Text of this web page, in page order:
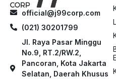
official@j99corp.com
(021) 30201799
Jl. Raya Pasar Minggu
No.9, RT.2/RW.2,
Pancoran, Kota Jakarta
Selatan, Daerah Khusus